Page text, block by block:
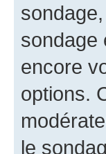
sondage
encore
options.
le